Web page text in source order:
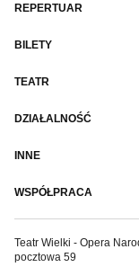
REPERTUAR
BILETY
TEATR
DZIAŁALNOŚĆ
INNE
WSPÓŁPRACA
Teatr Wielki - Opera
pocztowa 59